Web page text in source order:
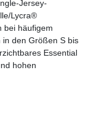
Jersey-
Lycra®
bei häufigem
in den Größen S bis
Essential
hohen